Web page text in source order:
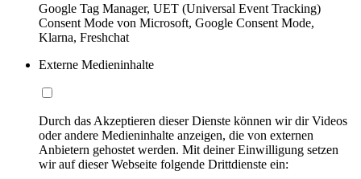
Google Tag Manager, UET (Universal Event Tracking)
Consent Mode von Microsoft, Google Consent Mode,
Klarna, Freshchat
Externe Medieninhalte
Durch das Akzeptieren dieser Dienste können wir dir Videos
oder andere Medieninhalte anzeigen, die von externen
Anbietern gehostet werden. Mit deiner Einwilligung setzen
wir auf dieser Webseite folgende Drittdienste ein: